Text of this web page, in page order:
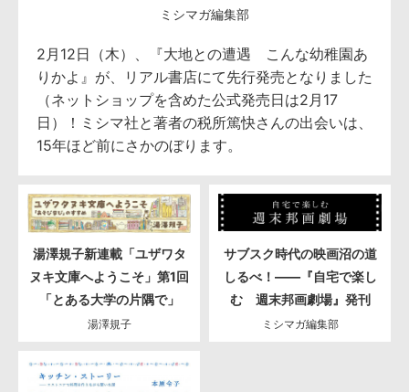
ミシマガ編集部
2月12日（木）、『大地との遭遇 こんな幼稚園あ
りかよ』が、リアル書店にて先行発売となりました
（ネットショップを含めた公式発売日は2月17
日）！ミシマ社と著者の税所篤快さんの出会いは、
15年ほど前にさかのぼります。
湯澤規子新連載「ユザワタ
ヌキ文庫へようこそ」第1回
「とある大学の片隅で」
湯澤規子
サブスク時代の映画沼の道
しるべ！――『自宅で楽し
む 週末邦画劇場』発刊
ミシマガ編集部